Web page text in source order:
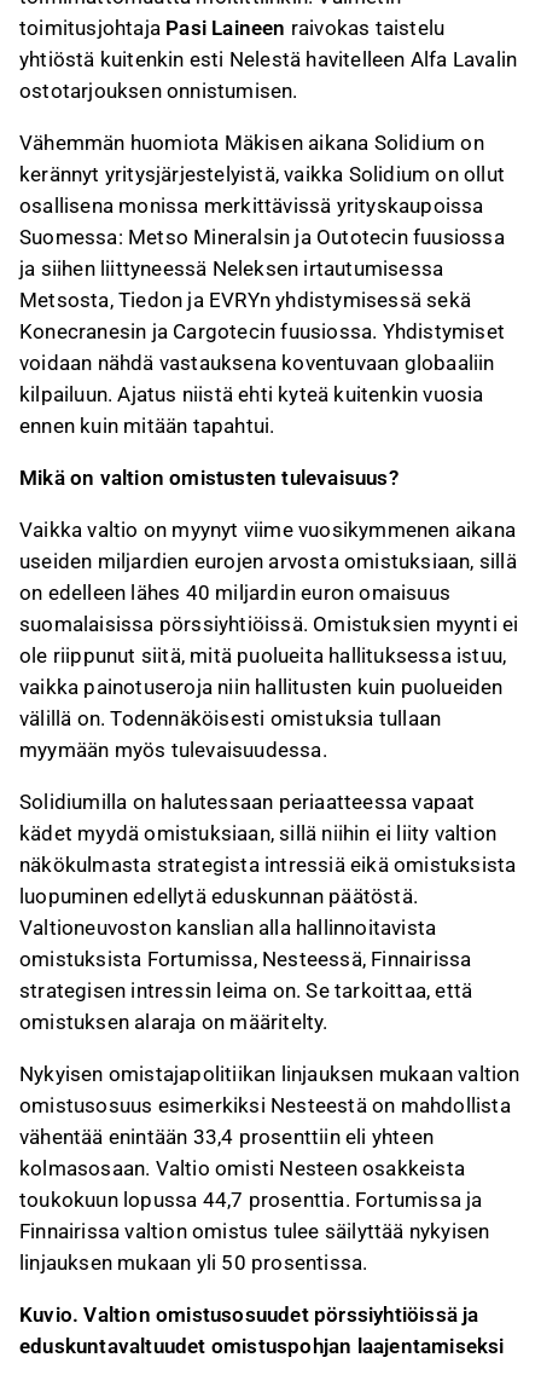
toimitusjohtaja Pasi Laineen raivokas taistelu
yhtiöstä kuitenkin esti Nelestä havitelleen Alfa Lavalin
ostotarjouksen onnistumisen.
Vähemmän huomiota Mäkisen aikana Solidium on
kerännyt yritysjärjestelyistä, vaikka Solidium on ollut
osallisena monissa merkittävissä yrityskaupoissa
Suomessa: Metso Mineralsin ja Outotecin fuusiossa
ja siihen liittyneessä Neleksen irtautumisessa
Metsosta, Tiedon ja EVRYn yhdistymisessä sekä
Konecranesin ja Cargotecin fuusiossa. Yhdistymiset
voidaan nähdä vastauksena koventuvaan globaaliin
kilpailuun. Ajatus niistä ehti kyteä kuitenkin vuosia
ennen kuin mitään tapahtui.
Mikä on valtion omistusten tulevaisuus?
Vaikka valtio on myynyt viime vuosikymmenen aikana
useiden miljardien eurojen arvosta omistuksiaan, sillä
on edelleen lähes 40 miljardin euron omaisuus
suomalaisissa pörssiyhtiöissä. Omistuksien myynti ei
ole riippunut siitä, mitä puolueita hallituksessa istuu,
vaikka painotuseroja niin hallitusten kuin puolueiden
välillä on. Todennäköisesti omistuksia tullaan
myymään myös tulevaisuudessa.
Solidiumilla on halutessaan periaatteessa vapaat
kädet myydä omistuksiaan, sillä niihin ei liity valtion
näkökulmasta strategista intressiä eikä omistuksista
luopuminen edellytä eduskunnan päätöstä.
Valtioneuvoston kanslian alla hallinnoitavista
omistuksista Fortumissa, Nesteessä, Finnairissa
strategisen intressin leima on. Se tarkoittaa, että
omistuksen alaraja on määritelty.
Nykyisen omistajapolitiikan linjauksen mukaan valtion
omistusosuus esimerkiksi Nesteestä on mahdollista
vähentää enintään 33,4 prosenttiin eli yhteen
kolmasosaan. Valtio omisti Nesteen osakkeista
toukokuun lopussa 44,7 prosenttia. Fortumissa ja
Finnairissa valtion omistus tulee säilyttää nykyisen
linjauksen mukaan yli 50 prosentissa.
Kuvio. Valtion omistusosuudet pörssiyhtiöissä ja
eduskuntavaltuudet omistuspohjan laajentamiseksi